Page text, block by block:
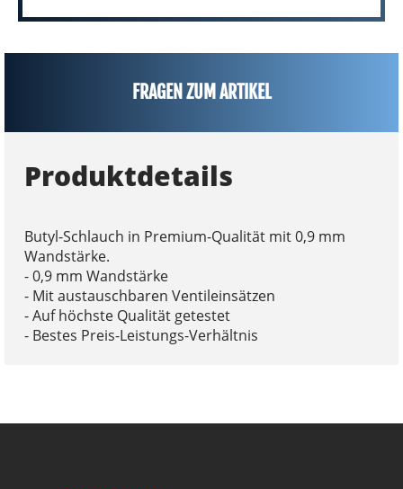
FRAGEN ZUM ARTIKEL
Produktdetails
Butyl-Schlauch in Premium-Qualität mit 0,9 mm
Wandstärke.
- 0,9 mm Wandstärke
- Mit austauschbaren Ventileinsätzen
- Auf höchste Qualität getestet
- Bestes Preis-Leistungs-Verhältnis